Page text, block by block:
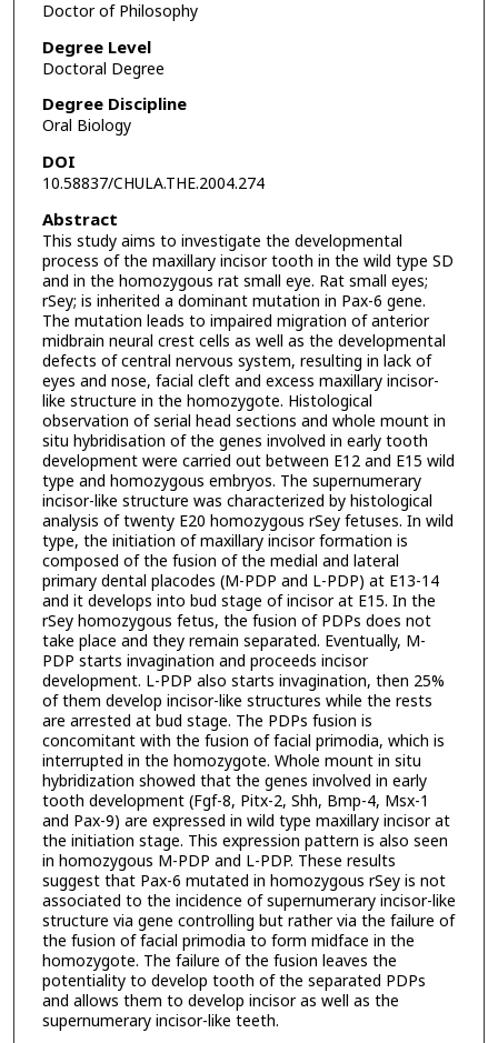
Doctor of Philosophy
Degree Level
Doctoral Degree
Degree Discipline
Oral Biology
DOI
10.58837/CHULA.THE.2004.274
Abstract
This study aims to investigate the developmental
process of the maxillary incisor tooth in the wild type SD
and in the homozygous rat small eye. Rat small eyes;
rSey; is inherited a dominant mutation in Pax-6 gene.
The mutation leads to impaired migration of anterior
midbrain neural crest cells as well as the developmental
defects of central nervous system, resulting in lack of
eyes and nose, facial cleft and excess maxillary incisor-
like structure in the homozygote. Histological
observation of serial head sections and whole mount in
situ hybridisation of the genes involved in early tooth
development were carried out between E12 and E15 wild
type and homozygous embryos. The supernumerary
incisor-like structure was characterized by histological
analysis of twenty E20 homozygous rSey fetuses. In wild
type, the initiation of maxillary incisor formation is
composed of the fusion of the medial and lateral
primary dental placodes (M-PDP and L-PDP) at E13-14
and it develops into bud stage of incisor at E15. In the
rSey homozygous fetus, the fusion of PDPs does not
take place and they remain separated. Eventually, M-
PDP starts invagination and proceeds incisor
development. L-PDP also starts invagination, then 25%
of them develop incisor-like structures while the rests
are arrested at bud stage. The PDPs fusion is
concomitant with the fusion of facial primodia, which is
interrupted in the homozygote. Whole mount in situ
hybridization showed that the genes involved in early
tooth development (Fgf-8, Pitx-2, Shh, Bmp-4, Msx-1
and Pax-9) are expressed in wild type maxillary incisor at
the initiation stage. This expression pattern is also seen
in homozygous M-PDP and L-PDP. These results
suggest that Pax-6 mutated in homozygous rSey is not
associated to the incidence of supernumerary incisor-like
structure via gene controlling but rather via the failure of
the fusion of facial primodia to form midface in the
homozygote. The failure of the fusion leaves the
potentiality to develop tooth of the separated PDPs
and allows them to develop incisor as well as the
supernumerary incisor-like teeth.